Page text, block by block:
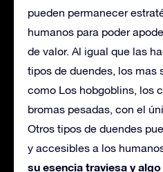
pueden permanecer
humanos para poder
de valor. Al igual que las
tipos de duendes, los mas
como Los hobgoblins, los
bromas pesadas, con el
Otros tipos de duendes
y accesibles a los
su esencia traviesa y